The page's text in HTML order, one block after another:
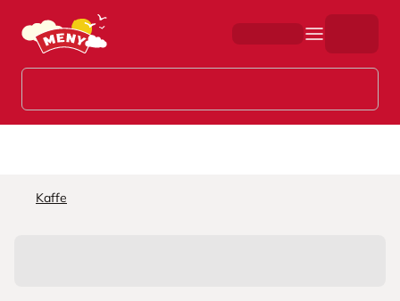
Hopp til hovedinnhold
Kaffe